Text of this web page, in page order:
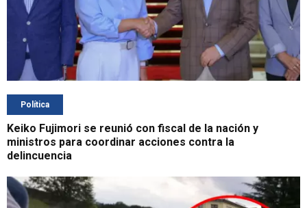
Política
Keiko Fujimori se reunió con fiscal de la nación y
ministros para coordinar acciones contra la
delincuencia